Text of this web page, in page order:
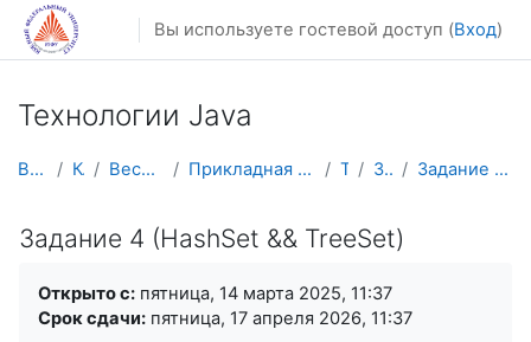
Перейти к основному содержанию
Вы используете гостевой доступ (Вход)
Технологии Java
В начало Курсы Весенний семестр Прикладная математика и информатика TJava Задания Задание 4 (HashSet && TreeSet)
Задание 4 (HashSet && TreeSet)
Открыто с: пятница, 14 марта 2025, 11:37
Срок сдачи: пятница, 17 апреля 2026, 11:37